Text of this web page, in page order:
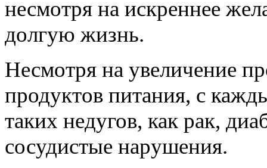
несмотря на искреннее
долгую жизнь.
Несмотря на увеличение
продуктов питания, с
таких недугов, как рак,
сосудистые нарушения.